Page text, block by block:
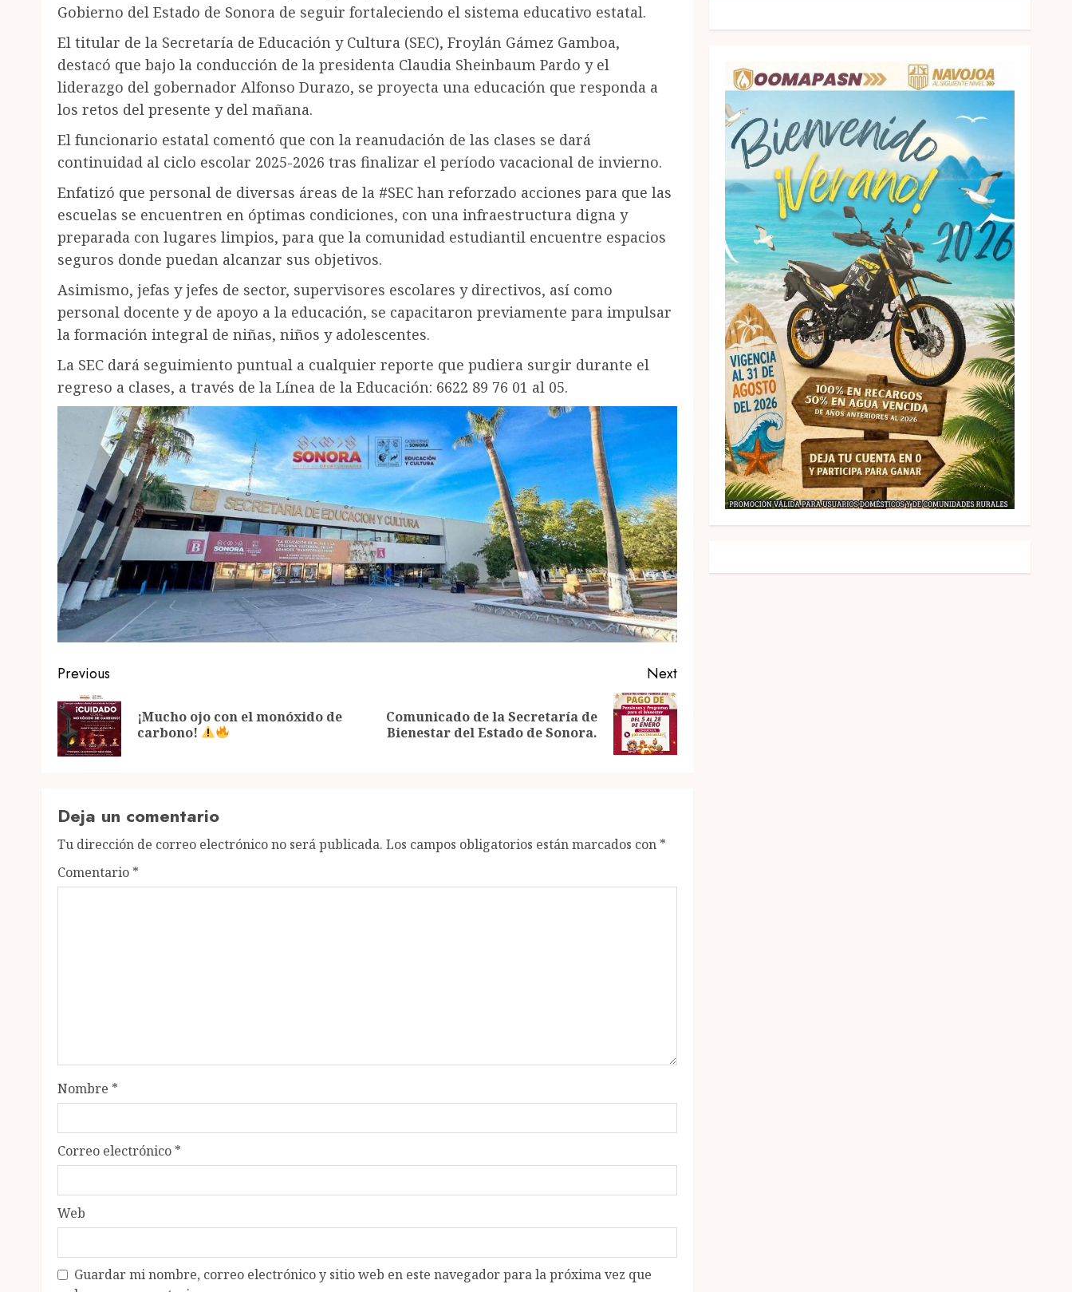
Gobierno del Estado de Sonora de seguir fortaleciendo el sistema educativo estatal.
El titular de la Secretaría de Educación y Cultura (SEC), Froylán Gámez Gamboa,
destacó que bajo la conducción de la presidenta Claudia Sheinbaum Pardo y el
liderazgo del gobernador Alfonso Durazo, se proyecta una educación que responda a
los retos del presente y del mañana.
El funcionario estatal comentó que con la reanudación de las clases se dará
continuidad al ciclo escolar 2025-2026 tras finalizar el período vacacional de invierno.
Enfatizó que personal de diversas áreas de la #SEC han reforzado acciones para que las
escuelas se encuentren en óptimas condiciones, con una infraestructura digna y
preparada con lugares limpios, para que la comunidad estudiantil encuentre espacios
seguros donde puedan alcanzar sus objetivos.
Asimismo, jefas y jefes de sector, supervisores escolares y directivos, así como
personal docente y de apoyo a la educación, se capacitaron previamente para impulsar
la formación integral de niñas, niños y adolescentes.
La SEC dará seguimiento puntual a cualquier reporte que pudiera surgir durante el
regreso a clases, a través de la Línea de la Educación: 6622 89 76 01 al 05.
Post
navigation
Previous
Previous
post:
¡Mucho ojo con el monóxido de
carbono!
Next
Next
post:
Comunicado de la Secretaría de
Bienestar del Estado de Sonora.
Deja un comentario
Tu dirección de correo electrónico no será publicada. Los campos obligatorios están marcados con *
Comentario *
Nombre *
Correo electrónico *
Web
Guardar mi nombre, correo electrónico y sitio web en este navegador para la próxima vez que